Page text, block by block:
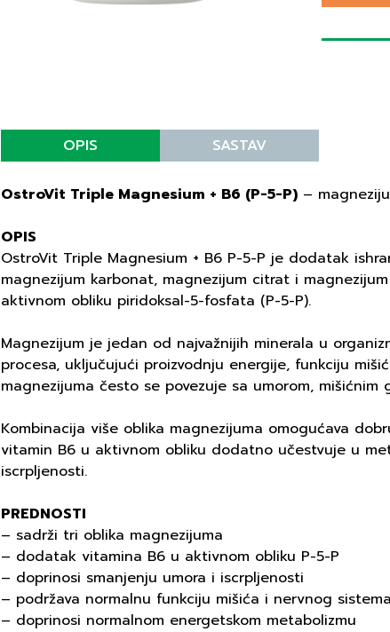
OPIS SASTAV
OstroVit Triple Magnesium + B6 (P-5-P) –
OPIS
OstroVit Triple Magnesium + B6 P-5-P je dodatak
magnezijum karbonat, magnezijum citrat i
aktivnom obliku piridoksal-5-fosfata (P-5-P).
Magnezijum je jedan od najvažnijih minerala u
procesa, uključujući proizvodnju energije, funkciju
magnezijuma često se povezuje sa umorom, mišićnim
Kombinacija više oblika magnezijuma omogućava
vitamin B6 u aktivnom obliku dodatno učestvuje u
iscrpljenosti.
PREDNOSTI
– sadrži tri oblika magnezijuma
– dodatak vitamina B6 u aktivnom obliku P-5-P
– doprinosi smanjenju umora i iscrpljenosti
– podržava normalnu funkciju mišića i nervnog sistema
– doprinosi normalnom energetskom metabolizmu